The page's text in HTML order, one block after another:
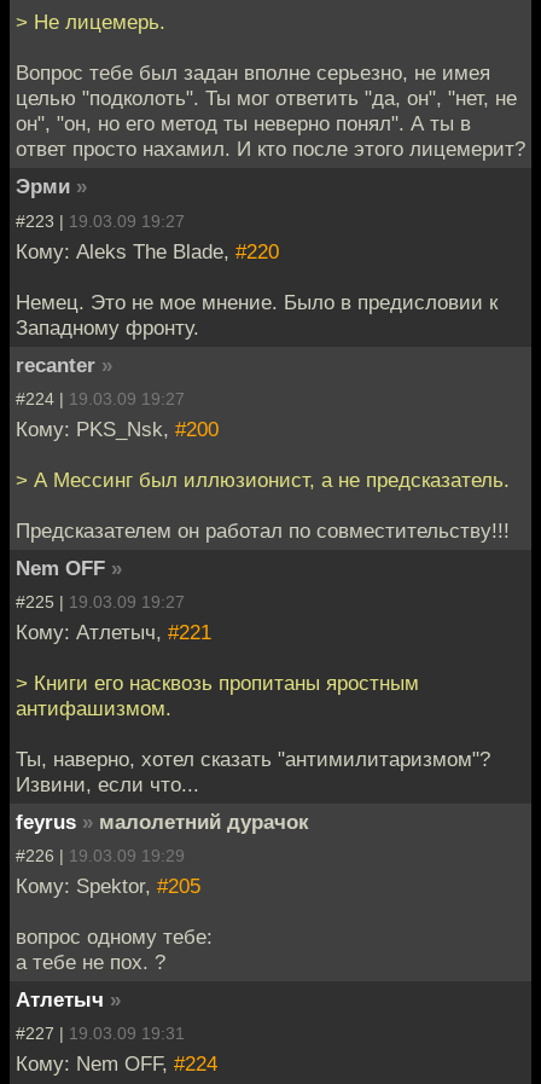
> Не лицемерь.
Вопрос тебе был задан вполне серьезно, не имея
целью "подколоть". Ты мог ответить "да, он", "нет, не
он", "он, но его метод ты неверно понял". А ты в
ответ просто нахамил. И кто после этого лицемерит?
Эрми »
#223 | 19.03.09 19:27
Кому: Aleks The Blade, #220
Немец. Это не мое мнение. Было в предисловии к
Западному фронту.
recanter »
#224 | 19.03.09 19:27
Кому: PKS_Nsk, #200
> А Мессинг был иллюзионист, а не предсказатель.
Предсказателем он работал по совместительству!!!
Nem OFF »
#225 | 19.03.09 19:27
Кому: Атлетыч, #221
> Книги его насквозь пропитаны яростным
антифашизмом.
Ты, наверно, хотел сказать "антимилитаризмом"?
Извини, еcли что...
feyrus » малолетний дурачок
#226 | 19.03.09 19:29
Кому: Spektor, #205
вопрос одному тебе:
а тебе не пох. ?
Атлетыч »
#227 | 19.03.09 19:31
Кому: Nem OFF, #224